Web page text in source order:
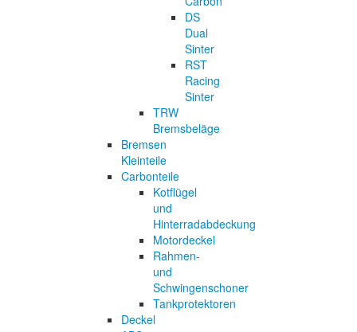
DS
Dual
Sinter
RST
Racing
Sinter
TRW
Bremsbeläge
Bremsen
Kleinteile
Carbonteile
Kotflügel
und
Hinterradabdeckung
Motordeckel
Rahmen-
und
Schwingenschoner
Tankprotektoren
Deckel